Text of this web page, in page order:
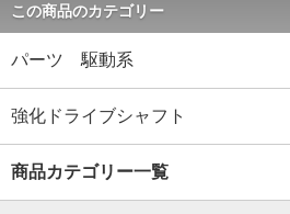
この商品のカテゴリー
パーツ 駆動系
強化ドライブシャフト
商品カテゴリー一覧